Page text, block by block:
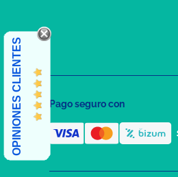
OPINIONES CLIENTES Pago seguro con